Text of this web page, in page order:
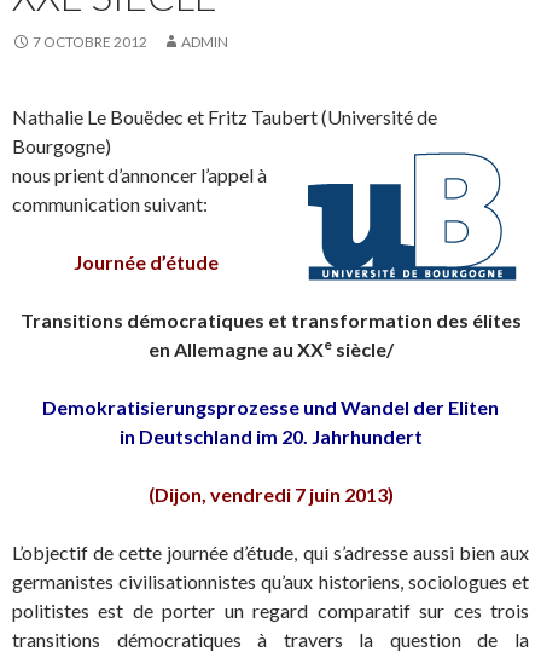
7 OCTOBRE 2012 ADMIN
Nathalie Le Bouëdec et Fritz Taubert (Université de
Bourgogne)
nous prient d’annoncer l’appel à
communication suivant:
Journée d’étude
Transitions démocratiques et transformation des élites
en Allemagne au XXesiècle/
Demokratisierungsprozesse und Wandel der Eliten
in Deutschland im 20. Jahrhundert
(Dijon, vendredi 7 juin 2013)
L’objectif de cette journée d’étude, qui s’adresse aussi bien aux
germanistes civilisationnistes qu’aux historiens, sociologues et
politistes est de porter un regard comparatif sur ces trois
transitions démocratiques à travers la question de la